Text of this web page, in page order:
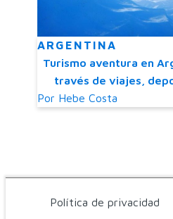
ARGENTINA
Turismo aventura en
través de viajes,
Por Hebe Costa
Política de privacidad